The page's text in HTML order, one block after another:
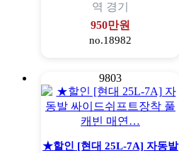
역 경기
950만원
no.18982
9803
★할인 [현대 25L-7A] 자동발